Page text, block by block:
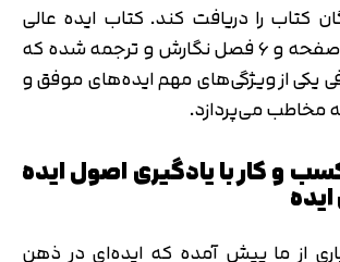
کتاب را دریافت کند. کتاب ایده عالی
مستدام در ۳۷۲ صفحه و ۶ فصل نگارش و ترجمه شده که
یکی از ویژگی‌های مهم ایده‌های موفق و
مخاطب می‌پردازد.
و کار با یادگیری اصول ایده
از ما پیش آمده که ایده‌ای در ذهن